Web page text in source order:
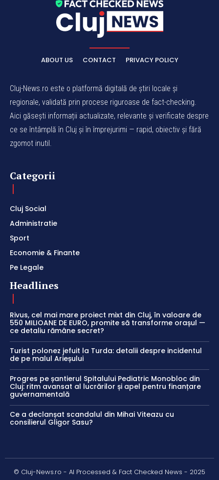
ABOUT US CONTACT PRIVACY POLICY
Cluj-News.ro este o platformă digitală de știri locale și
regionale, validată prin procese riguroase de fact-checking.
Aici găsești informații actualizate, relevante și verificate despre
ce se întâmplă în Cluj și în împrejurimi — rapid, obiectiv și fără
zgomot inutil.
Categorii
Cluj Social
Administratie
Sport
Economie & Finante
Pe Legale
Headlines
Rivus, cel mai mare proiect mixt din Cluj, în valoare de
550 MILIOANE DE EURO, promite să transforme orașul —
ce detaliu rămâne secret?
Turist polonez jefuit la Turda: detalii despre incidentul
de pe malul Arieșului
Progres pe șantierul Spitalului Pediatric Monobloc din
Cluj: ritm avansat al lucrărilor și apel pentru finanțare
guvernamentală
Ce a declanșat scandalul din Mihai Viteazu cu
consilierul Gligor Sasu?
© Cluj-News.ro - AI Processed & Fact Checked News - 2025